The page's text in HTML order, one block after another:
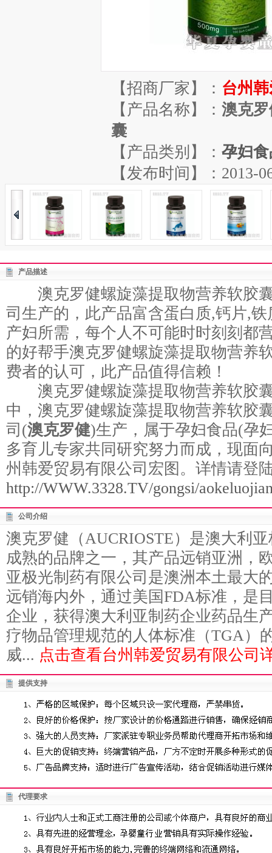
【招商厂家】： 台州
【产品名称】： 澳克
囊
【产品类别】： 孕妇
【发布时间】：2013-
产品描述
澳克罗健螺旋藻提取物营养软胶
司生产的，此产品富含蛋白质,钙片,
产妇所需，每个人不可能时时刻刻都
的好帮手澳克罗健螺旋藻提取物营养
费者的认可，此产品值得信赖！
澳克罗健螺旋藻提取物营养软胶
中，澳克罗健螺旋藻提取物营养软胶
司(澳克罗健)生产，属于孕妇食品(孕
多育儿专家共同研究努力而成，现面
州韩爱贸易有限公司宏图。详情请登
http://WWW.3328.TV/gongsi/
公司介绍
澳克罗健（AUCRIOSTE）是澳大利
成熟的品牌之一，其产品远销亚洲，
亚极光制药有限公司是澳洲本土最大
远销海内外，通过美国FDA标准，是
企业，获得澳大利亚制药企业药品生
疗物品管理规范的人体标准（TGA）
威... 点击查看台州韩爱贸易有限公司
提供支持
代理要求